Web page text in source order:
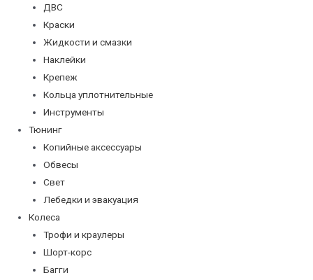
ДВС
Краски
Жидкости и смазки
Наклейки
Крепеж
Кольца уплотнительные
Инструменты
Тюнинг
Копийные аксессуары
Обвесы
Свет
Лебедки и эвакуация
Колеса
Трофи и краулеры
Шорт-корс
Багги